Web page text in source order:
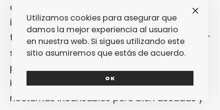
desiguales resultados, no por sus
interpretaciones, sino por el bagaje final del
tracklist. Evidentemente, la sección que mejor
sale parada es la que hinca sus ritmos en la
pista de baile, sin más objetivo que la
inyectar sabroso éter sonoro a aves
nocturnas incansables pero bien aseadas y
Utilizamos cookies para asegurar que
damos la mejor experiencia al usuario
en nuestra web. Si sigues utilizando este
sitio asumiremos que estás de acuerdo.
OK